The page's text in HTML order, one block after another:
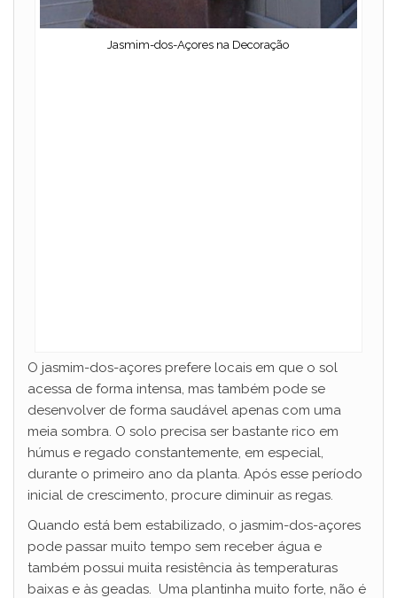
Jasmim-dos-Açores na Decoração
O jasmim-dos-açores prefere locais em que o sol
acessa de forma intensa, mas também pode se
desenvolver de forma saudável apenas com uma
meia sombra. O solo precisa ser bastante rico em
húmus e regado constantemente, em especial,
durante o primeiro ano da planta. Após esse período
inicial de crescimento, procure diminuir as regas.
Quando está bem estabilizado, o jasmim-dos-açores
pode passar muito tempo sem receber água e
também possui muita resistência às temperaturas
baixas e às geadas. Uma plantinha muito forte, não é